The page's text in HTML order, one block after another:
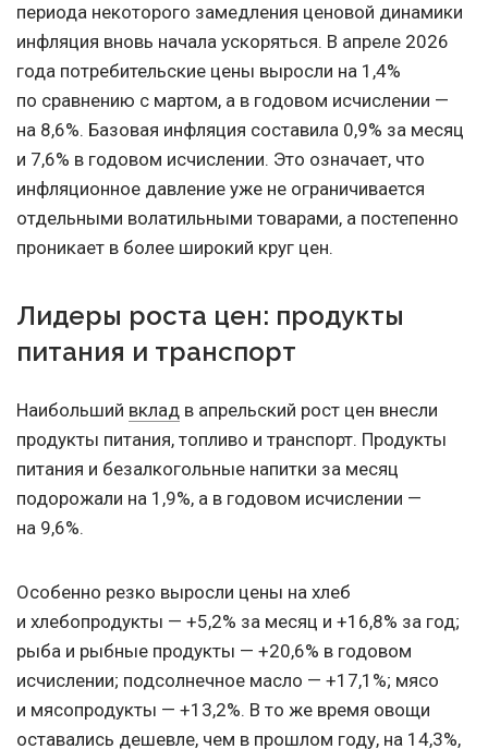
периода некоторого замедления ценовой динамики
инфляция вновь начала ускоряться. В апреле 2026
года потребительские цены выросли на 1,4%
по сравнению с мартом, а в годовом исчислении —
на 8,6%. Базовая инфляция составила 0,9% за месяц
и 7,6% в годовом исчислении. Это означает, что
инфляционное давление уже не ограничивается
отдельными волатильными товарами, а постепенно
проникает в более широкий круг цен.
Лидеры роста цен: продукты
питания и транспорт
Наибольший вклад в апрельский рост цен внесли
продукты питания, топливо и транспорт. Продукты
питания и безалкогольные напитки за месяц
подорожали на 1,9%, а в годовом исчислении —
на 9,6%.
Особенно резко выросли цены на хлеб
и хлебопродукты — +5,2% за месяц и +16,8% за год;
рыба и рыбные продукты — +20,6% в годовом
исчислении; подсолнечное масло — +17,1%; мясо
и мясопродукты — +13,2%. В то же время овощи
оставались дешевле, чем в прошлом году, на 14,3%,